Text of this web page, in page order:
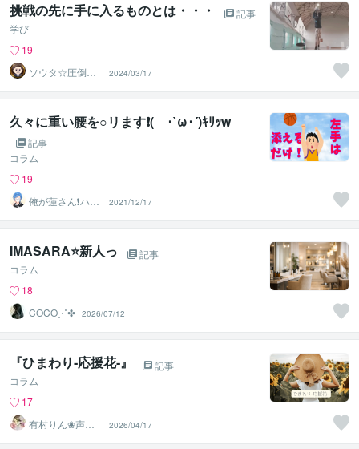
挑戦の先に手に入るものとは・・・
記事
学び
19
ソウタ☆圧倒的
実績のココナ ラ
のコンサル
2024/03/17
久々に重い腰を○リます❗️( ･`ω･´)ｷﾘｯw
記事
コラム
19
俺が蓮さん❗️ハス
じゃありません
w
2021/12/17
IMASARA⭐新人っ
記事
コラム
18
COCO⋰✤ 2026/07/12
『ひまわり‐応援花‐』
記事
コラム
17
有村りん❀声と
文字で癒します♪
2026/04/17